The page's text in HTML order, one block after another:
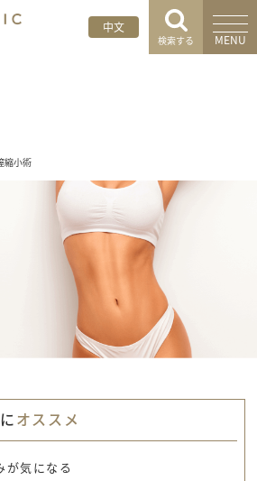
中文
検索する MENU
縮小術
オススメ
が気になる